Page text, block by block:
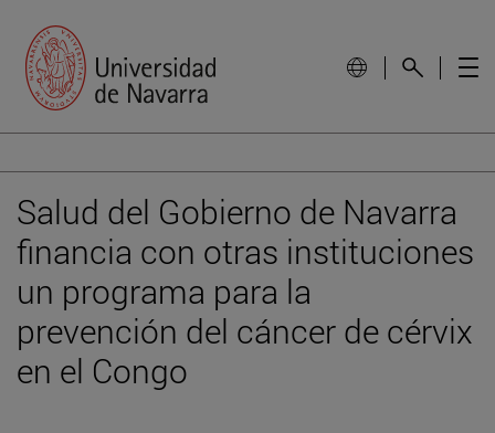
Salud del Gobierno de Navarra
financia con otras instituciones
un programa para la
prevención del cáncer de cérvix
en el Congo